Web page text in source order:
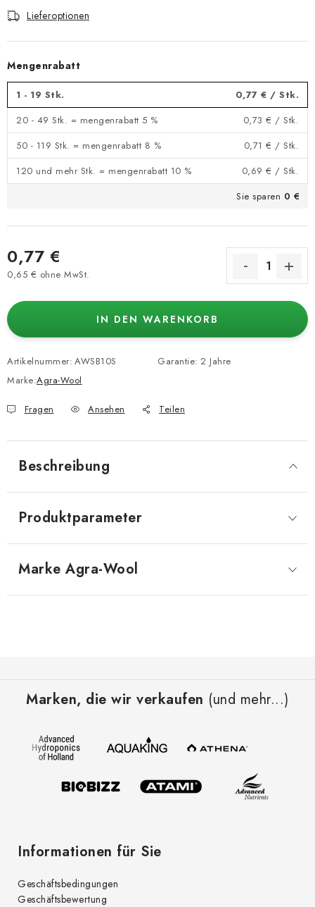
Lieferoptionen
Mengenrabatt
1 - 19 Stk. 0,77 € / Stk.
20 - 49 Stk. = mengenrabatt 5 %
0,73 € / Stk.
50 - 119 Stk. = mengenrabatt 8 %
0,71 € / Stk.
120 und mehr Stk. = mengenrabatt 10 %
0,69 € / Stk.
Sie sparen 0 €
0,77 €
0,65 € ohne MwSt.
IN DEN WARENKORB
Artikelnummer: AWSB10S
Marke:Agra-Wool
Garantie: 2 Jahre
Fragen Ansehen Teilen
Beschreibung
Produktparameter
Marke Agra-Wool
Marken, die wir verkaufen (und mehr...)
Informationen für Sie
Geschäftsbedingungen
Geschäftsbewertung